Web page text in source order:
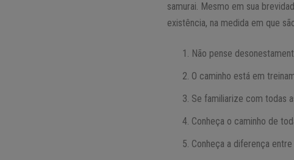
samurai. Mesmo em sua
existência, na medida em que
Não pense
O caminho está em
Se familiarize com todas
Conheça o caminho de
Conheça a diferença